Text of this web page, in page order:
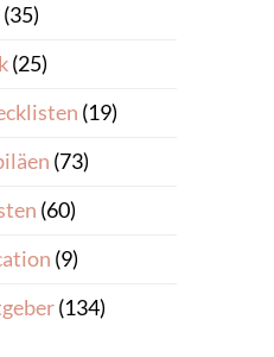
(35)
(25)
(19)
(73)
(60)
(9)
(134)